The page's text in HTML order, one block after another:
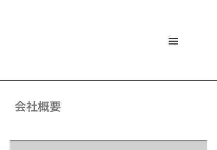
会社概要